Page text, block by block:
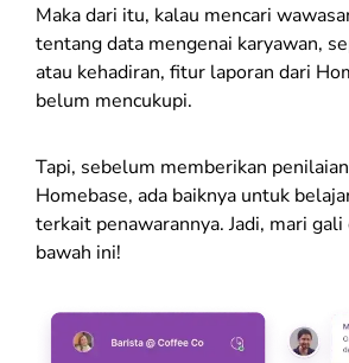
Maka dari itu, kalau mencari
tentang data mengenai karyawan,
atau kehadiran, fitur laporan dari
belum mencukupi.
Tapi, sebelum memberikan
Homebase, ada baiknya untuk
terkait penawarannya. Jadi, mari
bawah ini!